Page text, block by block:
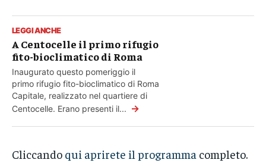
LEGGI ANCHE
A Centocelle il primo rifugio
fito-bioclimatico di Roma
Inaugurato questo pomeriggio il
primo rifugio fito-bioclimatico di Roma
Capitale, realizzato nel quartiere di
Centocelle. Erano presenti il... →
Cliccando qui aprirete il programma completo.